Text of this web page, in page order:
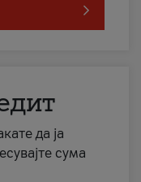
да ја
сума